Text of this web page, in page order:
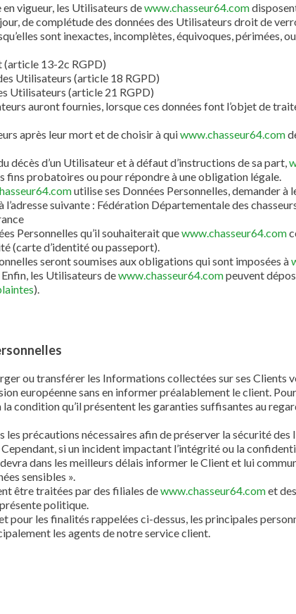
vigueur, les Utilisateurs dewww.chasseur64.com
de complétude des données des Utilisateurs droit de
sont inexactes, incomplètes, équivoques, périmées,
(article 13-2c RGPD)
Utilisateurs (article 18 RGPD)
Utilisateurs (article 21 RGPD)
auront fournies, lorsque ces données font l’objet de
après leur mort et de choisir à quiwww.chasseur64.com
décès d’un Utilisateur et à défaut d’instructions de sa part,
fins probatoires ou pour répondre à une obligation légale.
utilise ses Données Personnelles, demander
l’adresse suivante : Fédération Départementale des
Personnelles qu’il souhaiterait quewww.chasseur64.com
(carte d’identité ou passeport).
seront soumises aux obligations qui sont imposées à
les Utilisateurs dewww.chasseur64.compeuvent
).
ou transférer les Informations collectées sur ses Clients
européenne sans en informer préalablement le client.
condition qu’il présentent les garanties suffisantes au
les précautions nécessaires afin de préserver la sécurité
si un incident impactant l’intégrité ou la
dans les meilleurs délais informer le Client et lui
sensibles ».
être traitées par des filiales dewww.chasseur64.comet
politique.
les finalités rappelées ci-dessus, les principales
les agents de notre service client.